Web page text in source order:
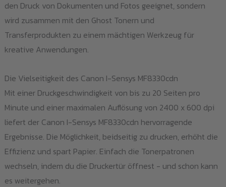
den Druck von Dokumenten und Fotos geeignet, sondern
wird zusammen mit den Ghost Tonern und
Transferprodukten zu einem mächtigen Werkzeug für
kreative Anwendungen.
Die Vielseitigkeit des Canon I-Sensys MF8330cdn
Mit einer Druckgeschwindigkeit von bis zu 20 Seiten pro
Minute und einer maximalen Auflösung von 2400 x 600 dpi
liefert der Canon I-Sensys MF8330cdn hervorragende
Ergebnisse. Die Möglichkeit, beidseitig zu drucken, erhöht die
Effizienz und spart Papier. Einfach die Tonerpatronen
wechseln, indem du die Druckertür öffnest - und schon kann
es weitergehen.